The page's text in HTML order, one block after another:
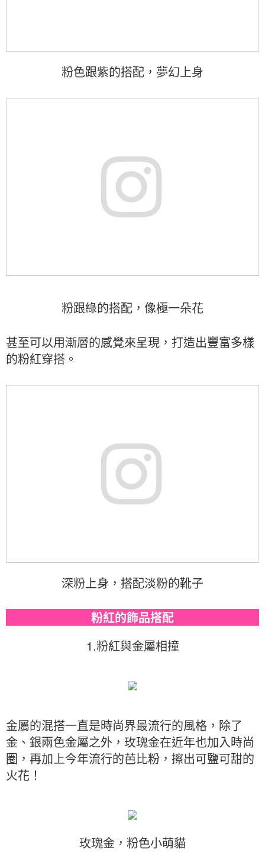
粉色跟紫的搭配，夢幻上身
粉跟綠的搭配，像極一朵花
甚至可以用漸層的感覺來呈現，打造出豐富多樣
的粉紅穿搭。
深粉上身，搭配淡粉的靴子
粉紅的飾品搭配
1.粉紅與金屬相撞
金屬的混搭一直是時尚界最流行的風格，除了
金、銀兩色金屬之外，玫瑰金在近年也加入時尚
圈，再加上今年流行的芭比粉，擦出可鹽可甜的
火花！
玫瑰金，粉色小萌貓